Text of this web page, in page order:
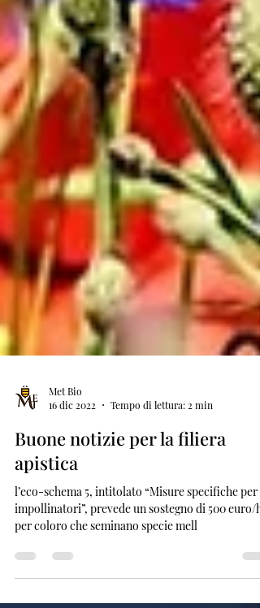
Met Bio
16 dic 2022
Buone notizie per la filiera
apistica
l’eco-schema 5, intitolato “Misure specifiche per
per coloro che seminano specie mell